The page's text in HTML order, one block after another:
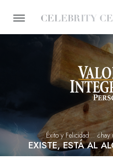
Éxito y Felicidad...
EXISTE, ESTÁ AL